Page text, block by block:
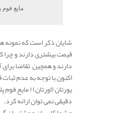
مایع فوم
شایان ذکر است که نمونه
قیمت بیشتری دارند و چرا
دارند و همچین تقاضا
اکنون با توجه به عدم
یورتان (اورتان) ( مایع فوم
دقیقی نمی توان ارائه کرد.